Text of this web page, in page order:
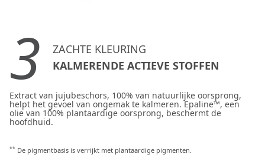
3
ZACHTE KLEURING
KALMERENDE ACTIEVE STOFFEN
Extract van jujubeschors, 100% van natuurlijke oorsprong,
helpt het gevoel van ongemak te kalmeren. Epaline™, een
olie van 100% plantaardige oorsprong, beschermt de
hoofdhuid.
** De pigmentbasis is verrijkt met plantaardige pigmenten.